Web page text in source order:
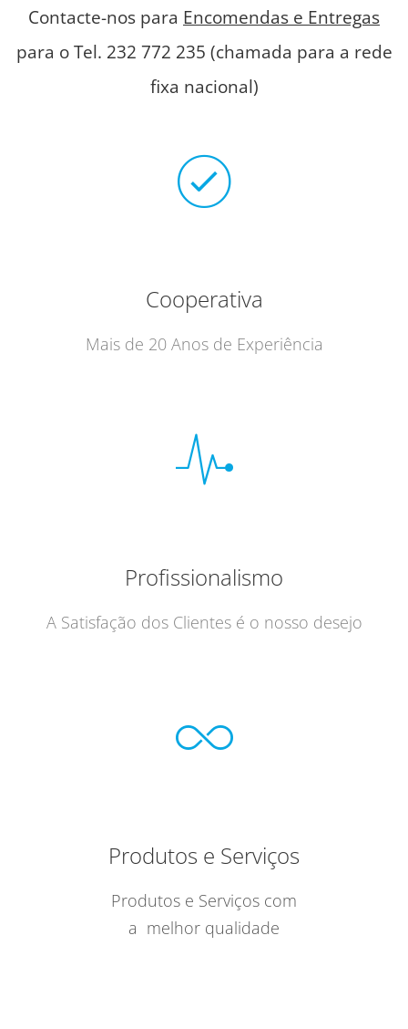
Contacte-nos para Encomendas e Entregas
para o Tel. 232 772 235 (chamada para a rede
fixa nacional)
Cooperativa
Mais de 20 Anos de Experiência
Profissionalismo
A Satisfação dos Clientes é o nosso desejo
Produtos e Serviços
Produtos e Serviços com
a melhor qualidade